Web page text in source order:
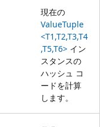
現在の
ValueTuple
<T1,T2,T3,T4
,T5,T6> イン
スタンスの
ハッシュ コ
ードを計算
します。